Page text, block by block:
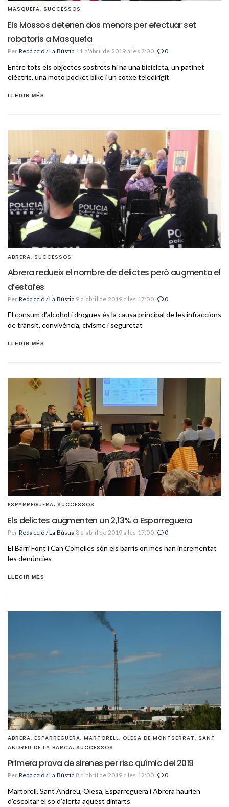
MASQUEFA, SUCCESSOS
Els Mossos detenen dos menors per efectuar set
robatoris a Masquefa
Per Redacció / La Bústia 11 d'abril de 2019 a les 7:00 0
Entre tots els objectes sostrets hi ha una bicicleta, un patinet
elèctric, una moto pocket bike i un cotxe teledirigit
LLEGIR MÉS
ABRERA, SUCCESSOS
Abrera redueix el nombre de delictes però augmenta el
d’estafes
Per Redacció / La Bústia 9 d'abril de 2019 a les 17:00 0
El consum d’alcohol i drogues és la causa principal de les infraccions
de trànsit, convivència, civisme i seguretat
LLEGIR MÉS
ESPARREGUERA, SUCCESSOS
Els delictes augmenten un 2,13% a Esparreguera
Per Redacció / La Bústia 8 d'abril de 2019 a les 17:00 0
El Barri Font i Can Comelles són els barris on més han incrementat
les denúncies
LLEGIR MÉS
ABRERA, ESPARREGUERA, MARTORELL, OLESA DE MONTSERRAT, SANT
ANDREU DE LA BARCA, SUCCESSOS
Primera prova de sirenes per risc químic del 2019
Per Redacció / La Bústia 8 d'abril de 2019 a les 12:00 0
Martorell, Sant Andreu, Olesa, Esparreguera i Abrera haurien
d’escoltar el so d’alerta aquest dimarts